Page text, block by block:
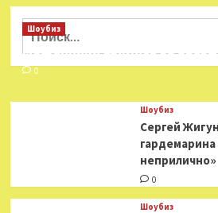
Лучшие
о Римской
империи
Найти:
Шоубиз
Мошенники взялись за звезд
0
Шоубиз
Сергей
неприлично»
0
Шоубиз